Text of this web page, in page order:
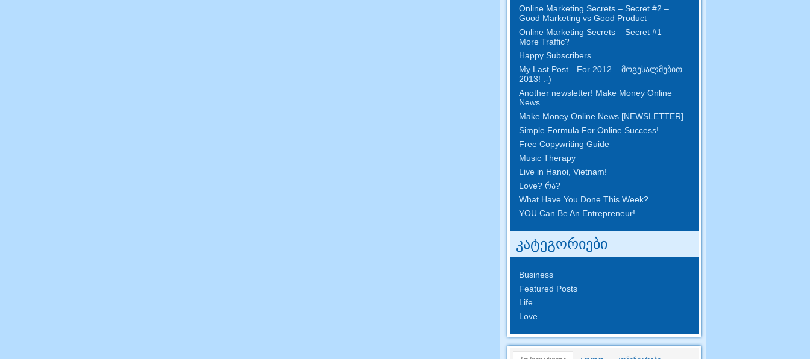
Online Marketing Secrets– Secret#2 –
Good Marketing vs Good Product
Online Marketing Secrets– Secret#1 –
More Traffic?
Happy Subscribers
My Last Post… For2012 – მოგესალმებით
2013! :-)
Another newsletter! Make Money Online
News
Make Money Online News[NEWSLETTER]
Simple Formula For Online Success!
Free Copywriting Guide
Music Therapy
Live in Hanoi, Vietnam!
Love? რა?
What Have You Done This Week?
YOU Can Be An Entrepreneur!
კატეგორიები
Business
Featured Posts
Life
Love